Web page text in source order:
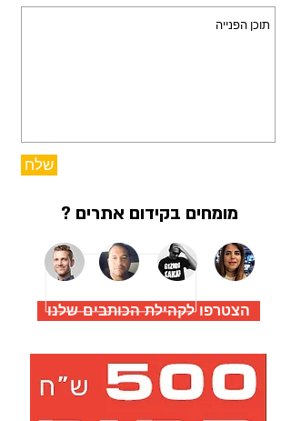
שלח
הצטרפו לקהילת הכותבים שלנו
מומחים בקידום אתרים ?